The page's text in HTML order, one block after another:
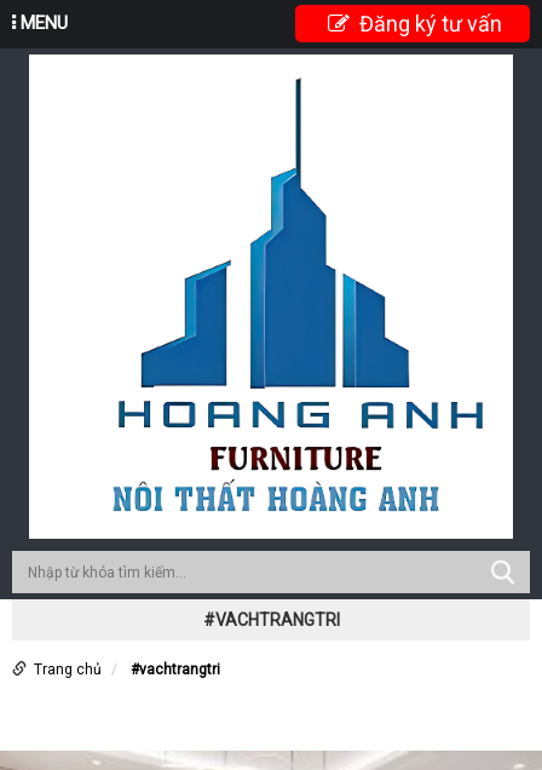
Đăng ký tư vấn
MENU
#VACHTRANGTRI
Trang chủ #vachtrangtri